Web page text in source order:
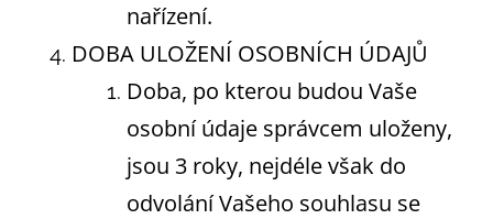
nařízení.
DOBA ULOŽENÍ OSOBNÍCH ÚDAJŮ
Doba, po kterou budou Vaše
osobní údaje správcem uloženy,
jsou 3 roky, nejdéle však do
odvolání Vašeho souhlasu se